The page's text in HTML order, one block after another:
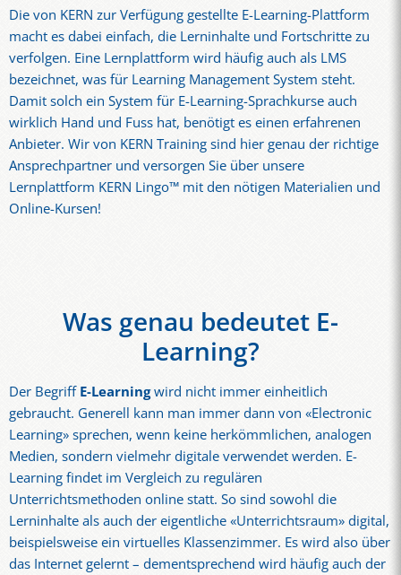
Die von KERN zur Verfügung gestellte E-Learning-Plattform
macht es dabei einfach, die Lerninhalte und Fortschritte zu
verfolgen. Eine Lernplattform wird häufig auch als LMS
bezeichnet, was für Learning Management System steht.
Damit solch ein System für E-Learning-Sprachkurse auch
wirklich Hand und Fuss hat, benötigt es einen erfahrenen
Anbieter. Wir von KERN Training sind hier genau der richtige
Ansprechpartner und versorgen Sie über unsere
Lernplattform KERN Lingo™ mit den nötigen Materialien und
Online-Kursen!
Was genau bedeutet E-
Learning?
Der BegriffE-Learningwird nicht immer einheitlich
gebraucht. Generell kann man immer dann von «Electronic
Learning» sprechen, wenn keine herkömmlichen, analogen
Medien, sondern vielmehr digitale verwendet werden. E-
Learning findet im Vergleich zu regulären
Unterrichtsmethoden online statt. So sind sowohl die
Lerninhalte als auch der eigentliche «Unterrichtsraum» digital,
beispielsweise ein virtuelles Klassenzimmer. Es wird also über
das Internet gelernt – dementsprechend wird häufig auch der